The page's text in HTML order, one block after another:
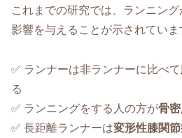
これまでの研究では、ランニン
影響を与えることが示されていま
✅ ランナーは非ランナーに比べて
る
✅ ランニングをする人の方が骨
✅ 長距離ランナーは変形性膝関